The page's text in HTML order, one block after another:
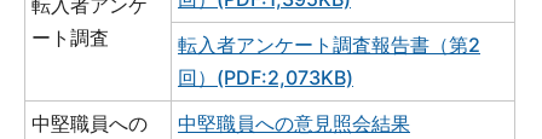
転入者アンケ
ート調査
転入者アンケート調査報告書（第2
回）(PDF:2,073KB)
中堅職員への
中堅職員への意見照会結果